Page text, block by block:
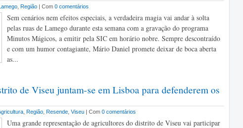
Região | Com 0 comentários
Sem cenários nem efeitos especiais, a verdadeira magia vai andar à solta
pelas ruas de Lamego durante esta semana com a gravação do programa
Minutos Mágicos, a emitir pela SIC em horário nobre. Sempre descontraído
e com um humor contagiante, Mário Daniel promete deixar de boca aberta
as...
de Viseu juntam-se em Lisboa para defenderem os
Região Resende Viseu | Com 0 comentários
Uma grande representação de agricultores do distrito de Viseu vai participar